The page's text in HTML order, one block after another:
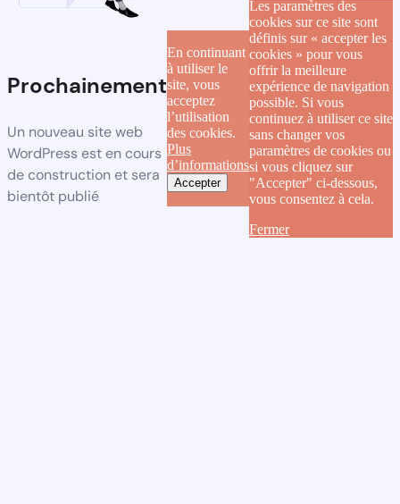
Prochainement
Un nouveau site web
WordPress est en cours
de construction et sera
bientôt publié
En continuant
à utiliser le
site, vous
acceptez
l’utilisation
des cookies.
Plus
d’informations
Accepter
Les paramètres des
cookies sur ce site sont
définis sur « accepter les
cookies » pour vous
offrir la meilleure
expérience de navigation
possible. Si vous
continuez à utiliser ce site
sans changer vos
paramètres de cookies ou
si vous cliquez sur
"Accepter" ci-dessous,
vous consentez à cela.
Fermer